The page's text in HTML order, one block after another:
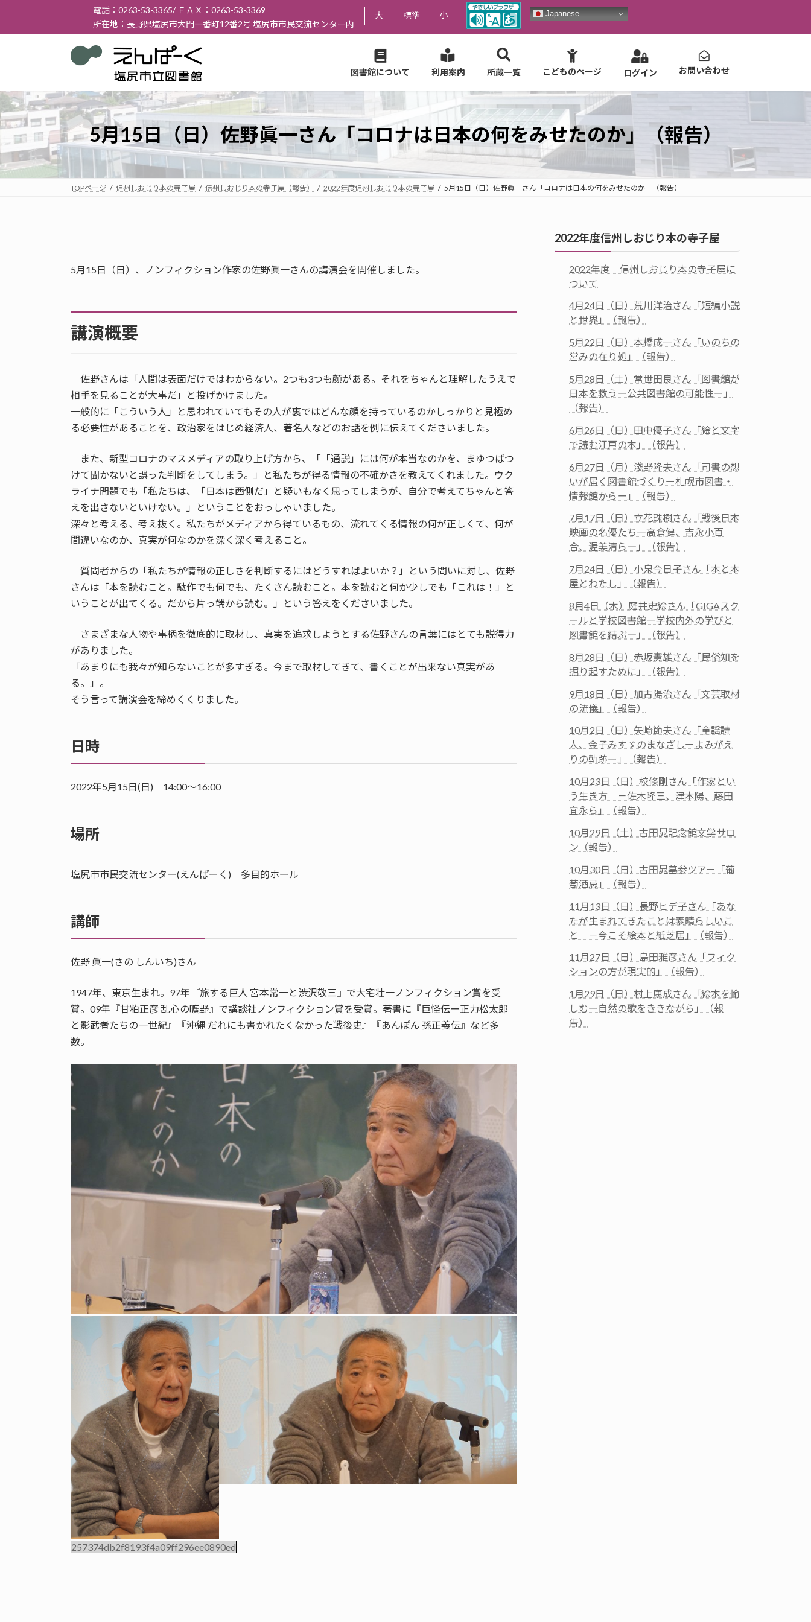
テ
ス
キ
ッ
ゲ
ン
に
移
電話：0263-53-3365/ ＦＡＸ：0263-53-3369
所在地：長野県塩尻市大門一番町12番2号 塩尻市市民交流センター内
大 標準 小 Japanese
図書館について 利用案内 所蔵一覧 こどものページ ログイン お問い合わせ
5月15日（日）佐野眞一さん「コロナは日本の何をみせたのか」（報告）
TOPページ 信州しおじり本の寺子屋 信州しおじり本の寺子屋（報告） 2022年度信州しおじり本の寺子屋 5月15日（日）佐野眞一さん「コロナは日本の何をみせたのか」（報告）
5月15日（日）、ノンフィクション作家の佐野眞一さんの講演会を開催しました。
講演概要
佐野さんは「人間は表面だけではわからない。2つも3つも顔がある。それをちゃんと理解したうえで
相手を見ることが大事だ」と投げかけました。
一般的に「こういう人」と思われていてもその人が裏ではどんな顔を持っているのかしっかりと見極め
る必要性があることを、政治家をはじめ経済人、著名人などのお話を例に伝えてくださいました。
また、新型コロナのマスメディアの取り上げ方から、「「通説」には何が本当なのかを、まゆつばつ
けて聞かないと誤った判断をしてしまう。」と私たちが得る情報の不確かさを教えてくれました。ウク
ライナ問題でも「私たちは、「日本は西側だ」と疑いもなく思ってしまうが、自分で考えてちゃんと答
えを出さないといけない。」ということをおっしゃいました。
深々と考える、考え抜く。私たちがメディアから得ているもの、流れてくる情報の何が正しくて、何が
間違いなのか、真実が何なのかを深く深く考えること。
質問者からの「私たちが情報の正しさを判断するにはどうすればよいか？」という問いに対し、佐野
さんは「本を読むこと。駄作でも何でも、たくさん読むこと。本を読むと何か少しでも「これは！」と
いうことが出てくる。だから片っ端から読む。」という答えをくださいました。
さまざまな人物や事柄を徹底的に取材し、真実を追求しようとする佐野さんの言葉にはとても説得力
がありました。
「あまりにも我々が知らないことが多すぎる。今まで取材してきて、書くことが出来ない真実があ
る。」。
そう言って講演会を締めくくりました。
日時
2022年5月15日(日) 14:00～16:00
場所
塩尻市市民交流センター(えんぱーく) 多目的ホール
講師
佐野 眞一(さの しんいち)さん
1947年、東京生まれ。97年『旅する巨人 宮本常一と渋沢敬三』で大宅壮一ノンフィクション賞を受
賞。09年『甘粕正彦 乱心の曠野』で講談社ノンフィクション賞を受賞。著書に『巨怪伝ー正力松太郎
と影武者たちの一世紀』『沖縄 だれにも書かれたくなかった戦後史』『あんぽん 孫正義伝』など多
数。
257374db2f8193f4a09ff296ee0890ed
2022年度信州しおじり本の寺子屋
2022年度 信州しおじり本の寺子屋に
ついて
4月24日（日）荒川洋治さん「短編小説
と世界」（報告）
5月22日（日）本橋成一さん「いのちの
営みの在り処」（報告）
5月28日（土）常世田良さん「図書館が
日本を救うー公共図書館の可能性ー」
（報告）
6月26日（日）田中優子さん「絵と文字
で読む江戸の本」（報告）
6月27日（月）淺野隆夫さん「司書の想
いが届く図書館づくりー札幌市図書・
情報館からー」（報告）
7月17日（日）立花珠樹さん「戦後日本
映画の名優たち―高倉健、吉永小百
合、渥美清ら―」（報告）
7月24日（日）小泉今日子さん「本と本
屋とわたし」（報告）
8月4日（木）庭井史絵さん「GIGAスク
ールと学校図書館―学校内外の学びと
図書館を結ぶ―」（報告）
8月28日（日）赤坂憲雄さん「民俗知を
掘り起すために」（報告）
9月18日（日）加古陽治さん「文芸取材
の流儀」（報告）
10月2日（日）矢崎節夫さん「童謡詩
人、金子みすゞのまなざしーよみがえ
りの軌跡ー」（報告）
10月23日（日）校條剛さん「作家とい
う生き方 －佐木隆三、津本陽、藤田
宜永ら」（報告）
10月29日（土）古田晁記念館文学サロ
ン（報告）
10月30日（日）古田晁墓参ツアー「葡
萄酒忌」（報告）
11月13日（日）長野ヒデ子さん「あな
たが生まれてきたことは素晴らしいこ
と －今こそ絵本と紙芝居」（報告）
11月27日（日）島田雅彦さん「フィク
ションの方が現実的」（報告）
1月29日（日）村上康成さん「絵本を愉
しむー自然の歌をききながら」（報
告）